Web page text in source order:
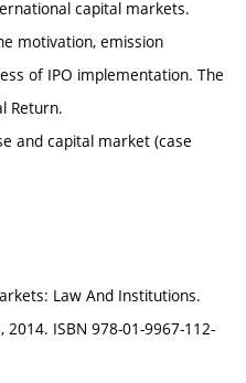
capital markets.
motivation, emission
of IPO implementation. The
Return.
and capital market (case
Law And Institutions.
ISBN 978-01-9967-112-